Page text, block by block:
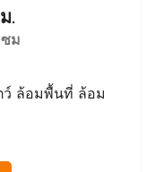
.
ม
ว์ ล้อมพื้นที่ ล้อม